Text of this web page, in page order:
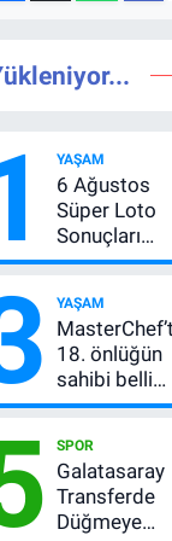
YAŞAM
6 Ağustos
Süper Loto
Sonuçları
Açıklandı!
TL’lik Çekiliş
YAŞAM
18. önlüğün
sahibi belli
oldu! Ana
yarışmacı kim
oldu?
SPOR
Galatasaray
Transferde
Düğmeye